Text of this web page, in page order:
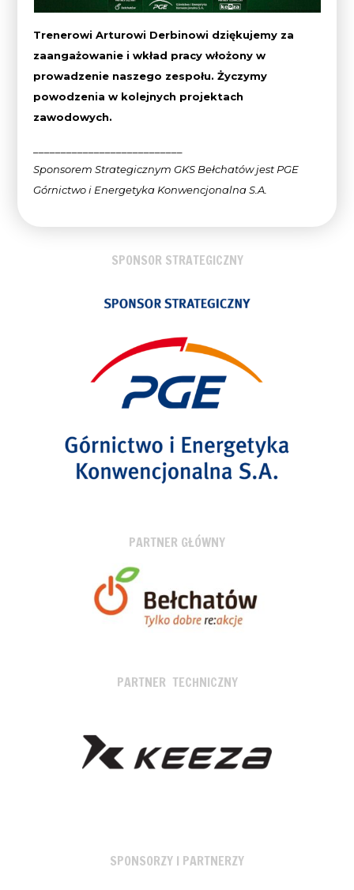
Trenerowi Arturowi Derbinowi dziękujemy za
zaangażowanie i wkład pracy włożony w
prowadzenie naszego zespołu. Życzymy
powodzenia w kolejnych projektach
zawodowych.
Sponsorem Strategicznym GKS Bełchatów jest PGE
Górnictwo i Energetyka Konwencjonalna S.A.
SPONSOR STRATEGICZNY
PARTNER GŁÓWNY
PARTNER TECHNICZNY
SPONSORZY I PARTNERZY